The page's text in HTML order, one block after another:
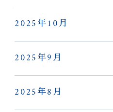
2025年10月
2025年9月
2025年8月